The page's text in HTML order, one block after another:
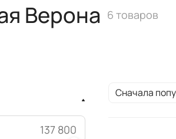
Верона 6 товаров
Сначала